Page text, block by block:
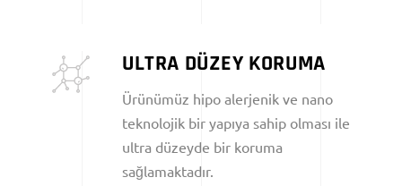
ULTRA DÜZEY KORUMA
Ürünümüz hipo alerjenik ve nano
teknolojik bir yapıya sahip olması ile
ultra düzeyde bir koruma
sağlamaktadır.